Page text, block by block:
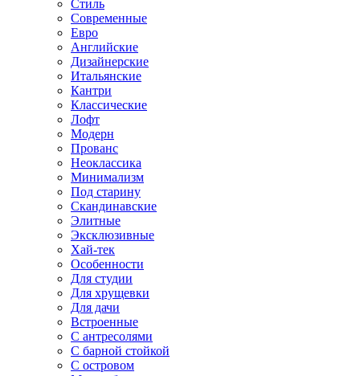
Стиль
Современные
Евро
Английские
Дизайнерские
Итальянские
Кантри
Классические
Лофт
Модерн
Прованс
Неоклассика
Минимализм
Под старину
Скандинавские
Элитные
Эксклюзивные
Хай-тек
Особенности
Для студии
Для хрущевки
Для дачи
Встроенные
С антресолями
С барной стойкой
С островом